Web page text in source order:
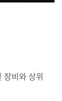
장비와 상위